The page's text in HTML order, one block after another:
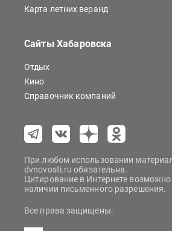
Карта летних веранд
Сайты Хабаровска
Отдых
Кино
Справочник компаний
При любом использовании
dvnovosti.ru обязательна.
Цитирование в Интернете
наличии письменного разрешения.
Все права защищены.